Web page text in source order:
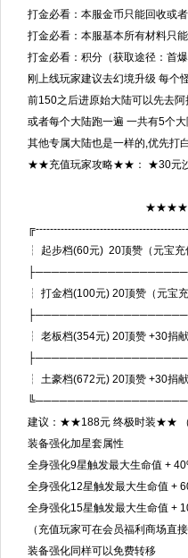
打金必看：本服金币只能回收或
打金必看：本服基本所有材料只
打金必看：积分（获取途径：首
刚上线玩家建议去幻境升级 每个
前150之后进原始大陆可以先去
或者每个大陆跑一遍 一共有5个
其他专属大陆也是一样的,优先打
★★充值玩家攻略★★： ★30元沙
★★★★★★22元顶赞
┆ 起步档(60元) 20顶赞（元
┆ 打金档(100元) 20顶赞（元
┆ 老板档(354元) 20顶赞 +30
┆ 土豪档(672元) 20顶赞 +30捐
建议：★★188元 终极时装★★ （
装备强化加星套属性
全身强化9星触发最大生命值 +
全身强化12星触发最大生命值 +
全身强化15星触发最大生命值 +
（充值玩家可在会员福利商场直
装备强化同样可以免费转移